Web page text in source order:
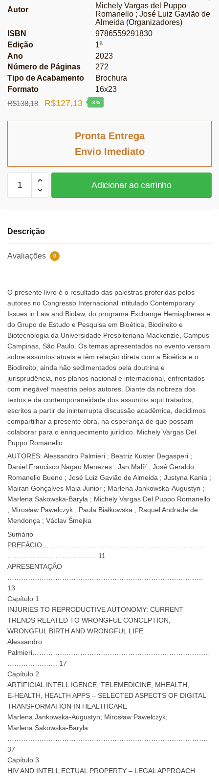
Autor
Michely Vargas del Puppo
Romanello ; José Luiz Gavião de
Almeida (Organizadores)
ISBN
9786559291830
Edição
1ª
Ano
2023
Número de Páginas
272
Tipo de Acabamento
Brochura
Formato
16x23
R$138,18
O
R$127,13O
atual
-8%
Pronta Entrega
Envio Imediato
Contemporary
themes
biolaw
Adicionar ao carrinho
Descrição
Avaliações 0
O presente livro é o resultado das palestras proferidas pelos
autores no Congresso Internacional intitulado Contemporary
Issues in Law and Biolaw, do programa Exchange Hemispheres e
do Grupo de Estudo e Pesquisa em Bioética, Biodireito e
Biotecnologia da Universidade Presbiteriana Mackenzie, Campus
Campinas, São Paulo. Os temas apresentados no evento versam
sobre assuntos atuais e têm relação direta com a Bioética e o
Biodireito, ainda não sedimentados pela doutrina e
jurisprudência, nos planos nacional e internacional, enfrentados
com inegável maestria pelos autores. Diante da nobreza dos
textos e da contemporaneidade dos assuntos aqui tratados,
escritos a partir de ininterrupta discussão acadêmica, decidimos
compartilhar a presente obra, na esperança de que possam
colaborar para o enriquecimento jurídico. Michely Vargas Del
Puppo Romanello
AUTORES: Alessandro Palmieri ; Beatriz Kuster Degasperi ;
Daniel Francisco Nagao Menezes ; Jan Malíř ; José Geraldo
Romanello Bueno ; José Luiz Gavião de Almeida ; Justyna Kania ;
Mairan Gonçalves Maia Junior ; Marlena Jankowska-Augustyn ;
Marlena Sakowska-Baryła ; Michely Vargas Del Puppo Romanello
; Mirosław Pawełczyk ; Paula Białkowska ; Raquel Andrade de
Mendonça ; Václav Šmejka
Sumário
PREFÁCIO………………………………………………………………
………………………………… 11
APRESENTAÇÃO
13
Capítulo 1
INJURIES TO REPRODUCTIVE AUTONOMY: CURRENT
TRENDS RELATED TO WRONGFUL CONCEPTION,
WRONGFUL BIRTH AND WRONGFUL LIFE
Alessandro
Palmieri……………………………………………………………………
…………………. 17
Capítulo 2
ARTIFICIAL INTELL IGENCE, TELEMEDICINE, MHEALTH,
E-HEALTH, HEALTH APPS – SELECTED ASPECTS OF DIGITAL
TRANSFORMATION IN HEALTHCARE
Marlena Jankowska-Augustyn; Mirosław Pawełczyk;
Marlena Sakowska-Baryła
37
Capítulo 3
HIV AND INTELL ECTUAL PROPERTY – LEGAL APPROACH